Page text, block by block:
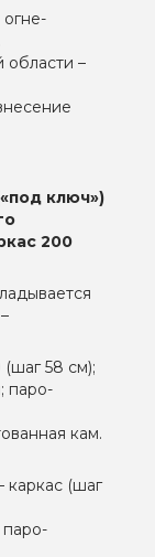
огне-
–
ключ»)
200
58 см);
паро-
кам.
каркас (шаг
паро-